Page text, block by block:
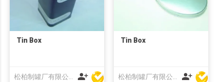
Tin Box Tin Box